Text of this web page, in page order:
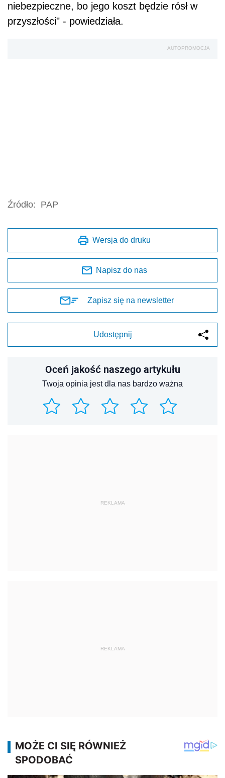
niebezpieczne, bo jego koszt będzie rósł w
przyszłości" - powiedziała.
AUTOPROMOCJA
Źródło: PAP
Wersja do druku
Napisz do nas
Zapisz się na newsletter
Udostępnij
Oceń jakość naszego artykułu
Twoja opinia jest dla nas bardzo ważna
REKLAMA
REKLAMA